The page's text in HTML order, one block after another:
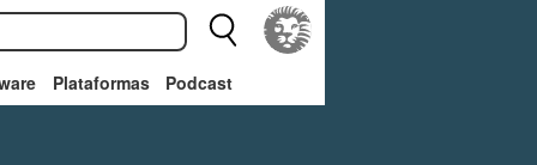
Plataformas Podcast